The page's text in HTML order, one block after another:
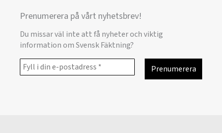
Prenumerera på vårt nyhetsbrev!
Du missar väl inte att få nyheter och viktig
information om Svensk Fäktning?